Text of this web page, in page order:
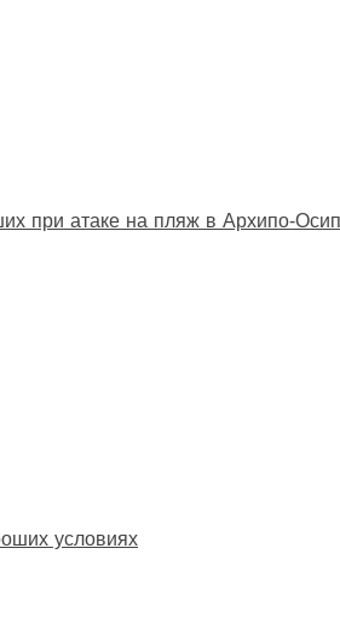
при атаке на пляж в
условиях